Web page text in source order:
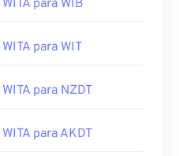
WITA para WIB
WITA para WIT
WITA para NZDT
WITA para AKDT